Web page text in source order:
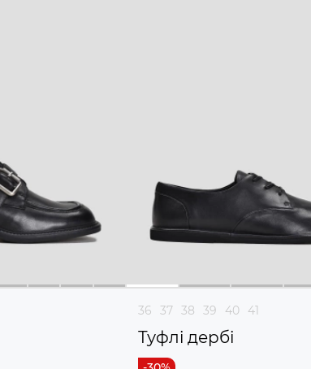
36 37 38 39 40 41
Туфлі дербі